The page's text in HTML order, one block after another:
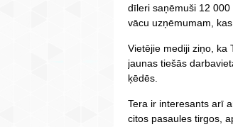
dīleri saņēmuši 12
vācu uzņēmumam,
Vietējie mediji ziņo, ka
jaunas tiešās
ķēdēs.
Tera ir interesants arī
citos pasaules tirgos,